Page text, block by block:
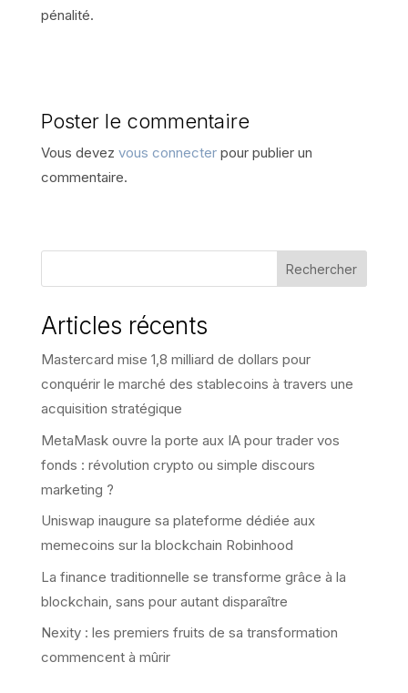
pénalité.
Poster le commentaire
Vous devez vous connecterpour publier un
commentaire.
Rechercher
Articles récents
Mastercard mise 1,8 milliard de dollars pour
conquérir le marché des stablecoins à travers une
acquisition stratégique
MetaMask ouvre la porte aux IA pour trader vos
fonds : révolution crypto ou simple discours
marketing ?
Uniswap inaugure sa plateforme dédiée aux
memecoins sur la blockchain Robinhood
La finance traditionnelle se transforme grâce à la
blockchain, sans pour autant disparaître
Nexity : les premiers fruits de sa transformation
commencent à mûrir